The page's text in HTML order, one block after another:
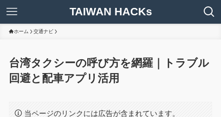
TAIWAN HACKs
ホーム 交通ナビ
台湾タクシーの呼び方を網羅｜トラブル
回避と配車アプリ活用
当ページのリンクには広告が含まれています。